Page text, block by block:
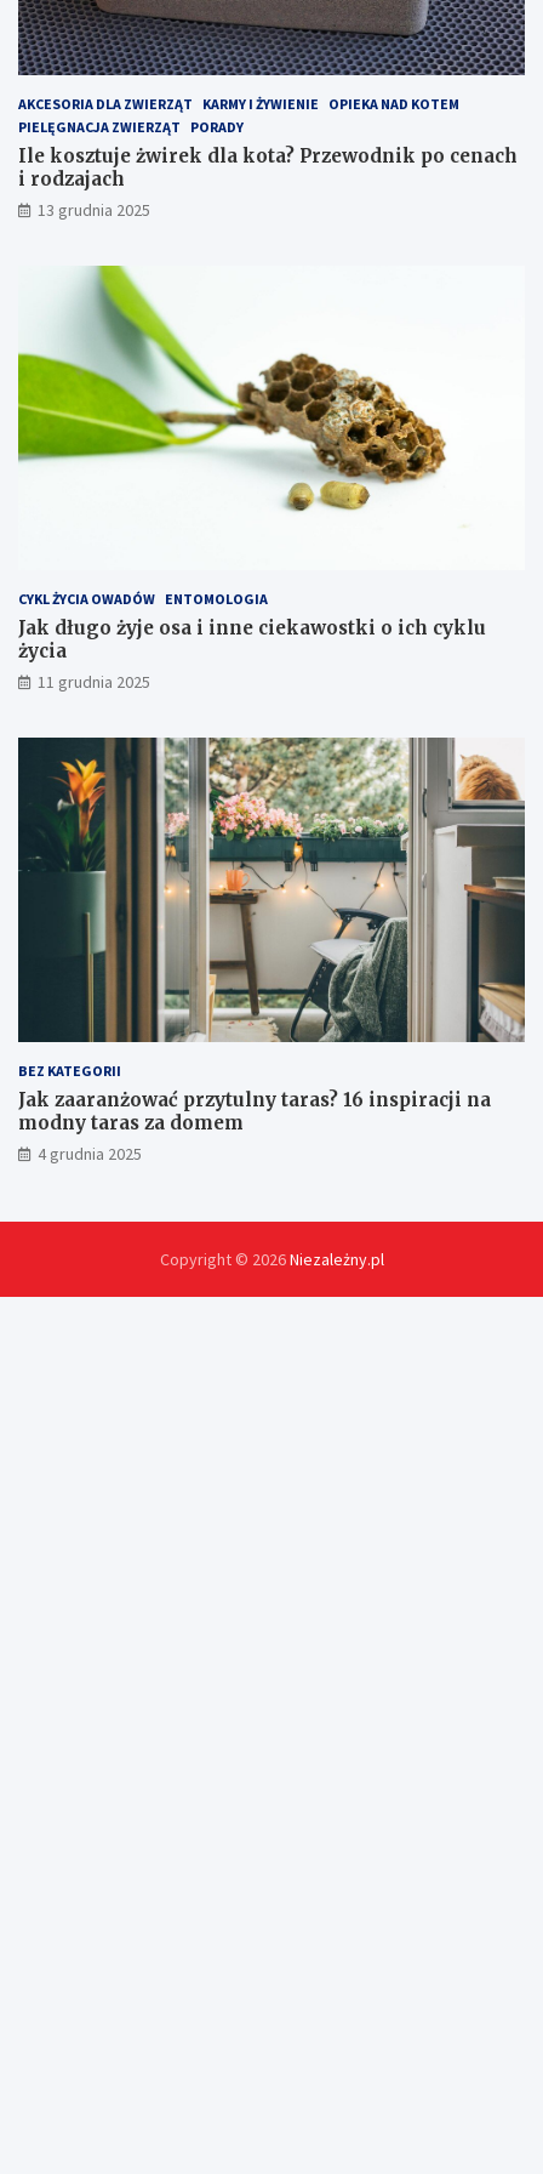
a
k
z
o
p
t
y
m
a
l
ć
o
t
l
o
a
t
j
c
e
n
a
c
h
i
r
o
d
h
AKCESORIA DLA ZWIERZĄT KARMY I ŻYWIENIE
OPIEKA NAD KOTEM
PIELĘGNACJA ZWIERZĄT
PORADY
Ile kosztuje żwirek dla kota? Przewodnik po cenach
i rodzajach
13 grudnia 2025
CYKL ŻYCIA OWADÓW ENTOMOLOGIA
Jak długo żyje osa i inne ciekawostki o ich cyklu
życia
11 grudnia 2025
BEZ KATEGORII
Jak zaaranżować przytulny taras? 16 inspiracji na
modny taras za domem
4 grudnia 2025
Copyright © 2026Niezależny.pl